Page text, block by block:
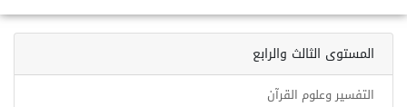
المستوى الثالث والرابع
التفسير وعلوم القرآن